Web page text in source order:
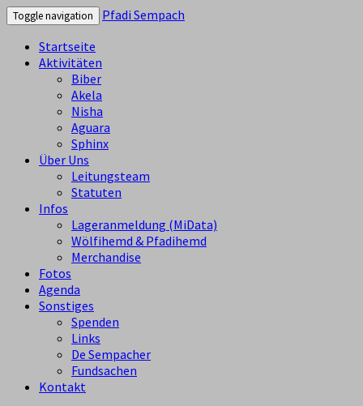
Toggle navigation
Pfadi Sempach
Startseite
Aktivitäten
Biber
Akela
Nisha
Aguara
Sphinx
Über Uns
Leitungsteam
Statuten
Infos
Lageranmeldung (MiData)
Wölfihemd & Pfadihemd
Merchandise
Fotos
Agenda
Sonstiges
Spenden
Links
De Sempacher
Fundsachen
Kontakt